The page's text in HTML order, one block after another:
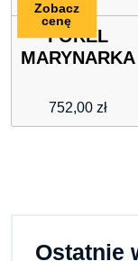
FOREL
MARYNARKA
752,00 zł
Zobacz
cenę
Ostatnie